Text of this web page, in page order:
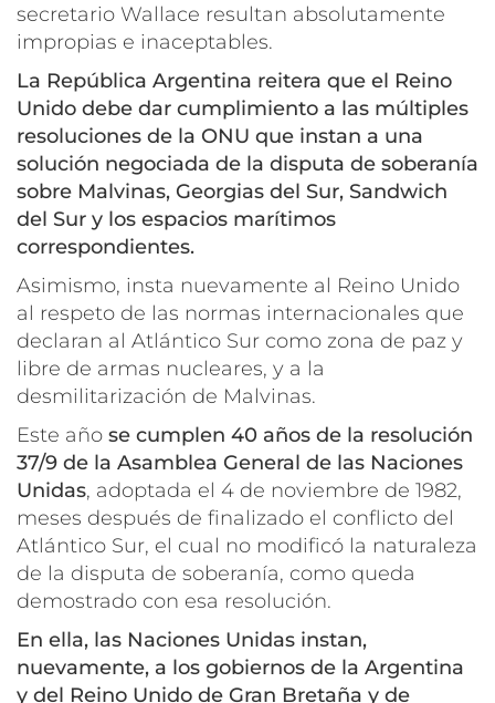
secretario Wallace resultan absolutamente
impropias e inaceptables.
La República Argentina reitera que el Reino
Unido debe dar cumplimiento a las múltiples
resoluciones de la ONU que instan a una
solución negociada de la disputa de soberanía
sobre Malvinas, Georgias del Sur, Sandwich
del Sur y los espacios marítimos
correspondientes.
Asimismo, insta nuevamente al Reino Unido
al respeto de las normas internacionales que
declaran al Atlántico Sur como zona de paz y
libre de armas nucleares, y a la
desmilitarización de Malvinas.
Este año se cumplen 40 años de la resolución
37/9 de la Asamblea General de las Naciones
Unidas, adoptada el 4 de noviembre de 1982,
meses después de finalizado el conflicto del
Atlántico Sur, el cual no modificó la naturaleza
de la disputa de soberanía, como queda
demostrado con esa resolución.
En ella, las Naciones Unidas instan,
nuevamente, a los gobiernos de la Argentina
y del Reino Unido de Gran Bretaña y de